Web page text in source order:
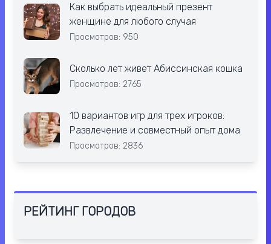
Как выбрать идеальный презент
женщине для любого случая
Просмотров: 950
Сколько лет живет Абиссинская кошка
Просмотров: 2765
10 вариантов игр для трех игроков:
Развлечение и совместный опыт дома
Просмотров: 2836
РЕЙТИНГ ГОРОДОВ